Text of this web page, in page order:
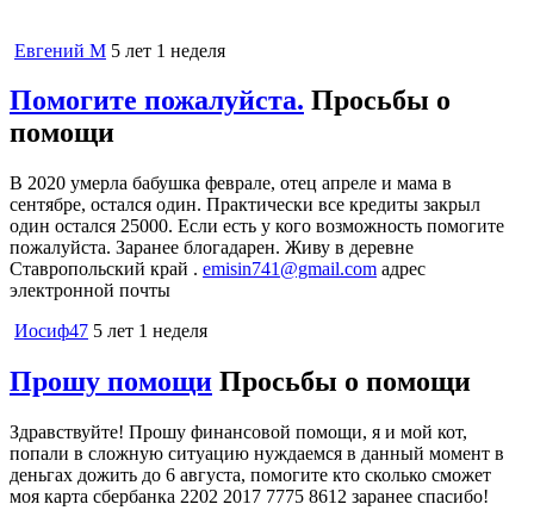
Евгений M 5 лет 1 неделя
Помогите пожалуйста. Просьбы о
помощи
В 2020 умерла бабушка феврале, отец апреле и мама в
сентябре, остался один. Практически все кредиты закрыл
один остался 25000. Если есть у кого возможность помогите
пожалуйста. Заранее блогадарен. Живу в деревне
Ставропольский край . emisin741@gmail.com адрес
электронной почты
Иосиф47 5 лет 1 неделя
Прошу помощи Просьбы о помощи
Здравствуйте! Прошу финансовой помощи, я и мой кот,
попали в сложную ситуацию нуждаемся в данный момент в
деньгах дожить до 6 августа, помогите кто сколько сможет
моя карта сбербанка 2202 2017 7775 8612 заранее спасибо!